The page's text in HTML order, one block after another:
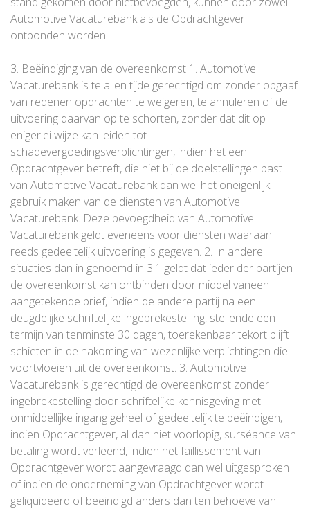
Automotive Vacaturebank als de Opdrachtgever
ontbonden worden.
3. Beëindiging van de overeenkomst 1. Automotive
Vacaturebank is te allen tijde gerechtigd om zonder opgaaf
van redenen opdrachten te weigeren, te annuleren of de
uitvoering daarvan op te schorten, zonder dat dit op
enigerlei wijze kan leiden tot
schadevergoedingsverplichtingen, indien het een
Opdrachtgever betreft, die niet bij de doelstellingen past
van Automotive Vacaturebank dan wel het oneigenlijk
gebruik maken van de diensten van Automotive
Vacaturebank. Deze bevoegdheid van Automotive
Vacaturebank geldt eveneens voor diensten waaraan
reeds gedeeltelijk uitvoering is gegeven. 2. In andere
situaties dan in genoemd in 3.1 geldt dat ieder der partijen
de overeenkomst kan ontbinden door middel vaneen
aangetekende brief, indien de andere partij na een
deugdelijke schriftelijke ingebrekestelling, stellende een
termijn van tenminste 30 dagen, toerekenbaar tekort blijft
schieten in de nakoming van wezenlijke verplichtingen die
voortvloeien uit de overeenkomst. 3. Automotive
Vacaturebank is gerechtigd de overeenkomst zonder
ingebrekestelling door schriftelijke kennisgeving met
onmiddellijke ingang geheel of gedeeltelijk te beëindigen,
indien Opdrachtgever, al dan niet voorlopig, surséance van
betaling wordt verleend, indien het faillissement van
Opdrachtgever wordt aangevraagd dan wel uitgesproken
of indien de onderneming van Opdrachtgever wordt
geliquideerd of beëindigd anders dan ten behoeve van